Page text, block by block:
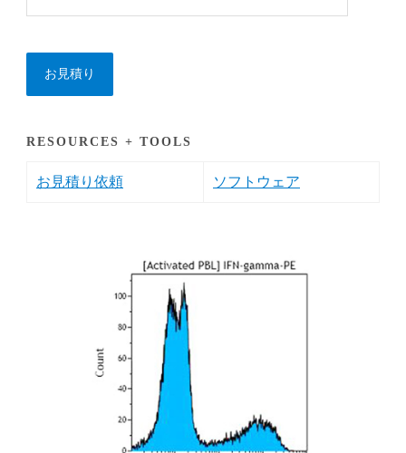
お見積り
RESOURCES + TOOLS
お見積り依頼 ソフトウェア